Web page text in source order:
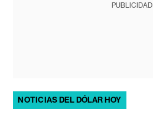
PUBLICIDAD
NOTICIAS DEL DÓLAR HOY